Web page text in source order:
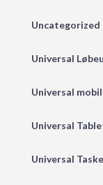
Uncategorized
Universal
Universal
Universal
Universal